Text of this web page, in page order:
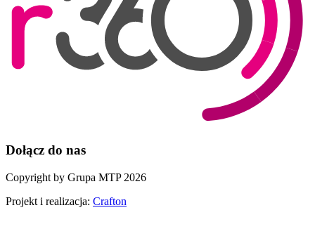
Dołącz do nas
Copyright by Grupa MTP 2026
Projekt i realizacja: Crafton